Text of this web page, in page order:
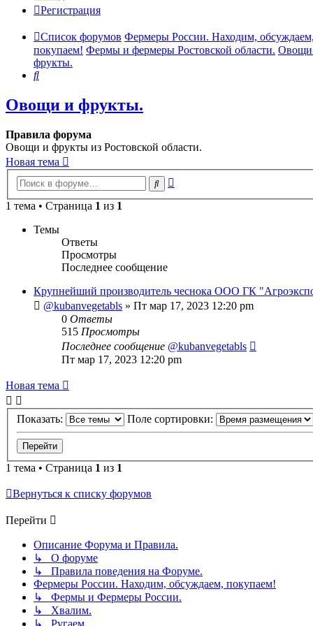
Регистрация
Список форумов Фермеры России. Находим, обсуждаем,
покупаем! Фермы и фермеры Ростовской области. Овощи
фрукты.
Поиск
Овощи и фрукты.
Правила форума
Овощи и фрукты из Ростовской области.
Новая тема
Поиск
1 тема • Страница 1 из 1
Темы
Ответы
Просмотры
Последнее сообщение
Крупнейший производитель чеснока ООО ГК
@kubanvegetabls » Пт мар 17, 2023 12:20 pm
0 Ответы
515 Просмотры
Последнее сообщение @kubanvegetabls
Пт мар 17, 2023 12:20 pm
Новая тема
Показать: Поле сортировки:
1 тема • Страница 1 из 1
Вернуться к списку форумов
Перейти
Описание Форума и Правила.
↳ О форуме
↳ Правила поведения на Форуме.
Фермеры России. Находим, обсуждаем, покупаем!
↳ Фермы и Фермеры России.
↳ Хвалим.